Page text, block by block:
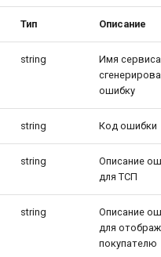
Тип Описание
string
Имя
ошибку
string Код ошибки
string
Описание
для ТСП
string
Описание
для
покупателю